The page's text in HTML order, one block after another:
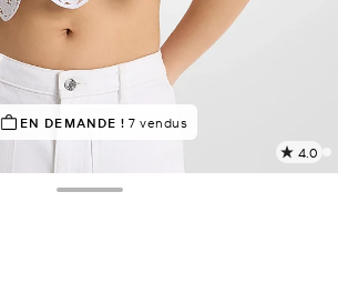
EN DEMANDE ! 7 vendus
POPULAIRE ! 226 vus récemment
4.0